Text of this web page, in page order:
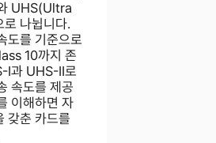
UHS(Ultra
나뉩니다.
도를 기준으로
10까지 존
I과 UHS-II로
속도를 제공
이해하면 자
갖춘 카드를